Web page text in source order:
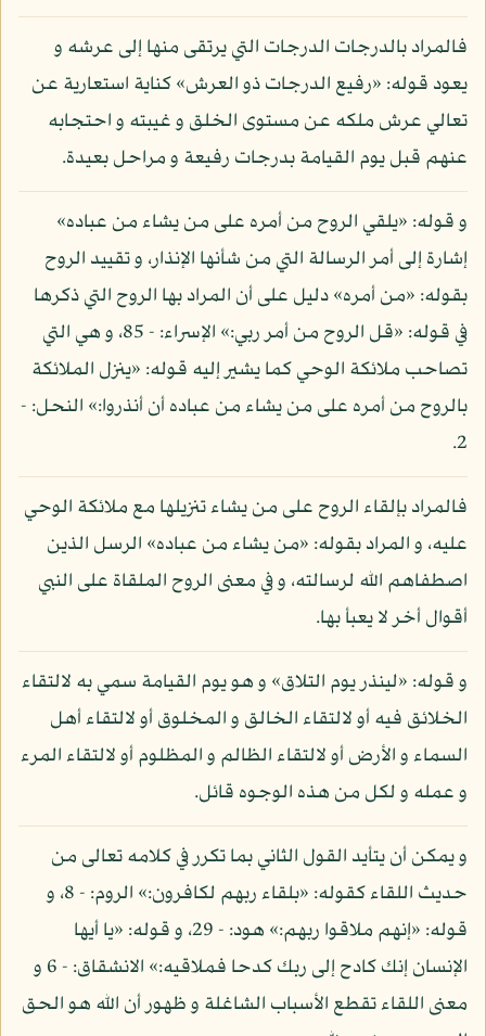
فالمراد بالدرجات الدرجات التي يرتقى منها إلى عرشه و
يعود قوله: «رفيع الدرجات ذو العرش» كناية استعارية عن
تعالي عرش ملكه عن مستوى الخلق و غيبته و احتجابه
عنهم قبل يوم القيامة بدرجات رفيعة و مراحل بعيدة.
و قوله: «يلقي الروح من أمره على من يشاء من عباده»
إشارة إلى أمر الرسالة التي من شأنها الإنذار، و تقييد الروح
بقوله: «من أمره» دليل على أن المراد بها الروح التي ذكرها
في قوله: «قل الروح من أمر ربي:» الإسراء: - 85، و هي التي
تصاحب ملائكة الوحي كما يشير إليه قوله: «ينزل الملائكة
بالروح من أمره على من يشاء من عباده أن أنذروا:» النحل: -
2.
فالمراد بإلقاء الروح على من يشاء تنزيلها مع ملائكة الوحي
عليه، و المراد بقوله: «من يشاء من عباده» الرسل الذين
اصطفاهم الله لرسالته، و في معنى الروح الملقاة على النبي
أقوال أخر لا يعبأ بها.
و قوله: «لينذر يوم التلاق» و هو يوم القيامة سمي به لالتقاء
الخلائق فيه أو لالتقاء الخالق و المخلوق أو لالتقاء أهل
السماء و الأرض أو لالتقاء الظالم و المظلوم أو لالتقاء المرء
و عمله و لكل من هذه الوجوه قائل.
و يمكن أن يتأيد القول الثاني بما تكرر في كلامه تعالى من
حديث اللقاء كقوله: «بلقاء ربهم لكافرون:» الروم: - 8، و
قوله: «إنهم ملاقوا ربهم:» هود: - 29، و قوله: «يا أيها
الإنسان إنك كادح إلى ربك كدحا فملاقيه:» الانشقاق: - 6 و
معنى اللقاء تقطع الأسباب الشاغلة و ظهور أن الله هو الحق